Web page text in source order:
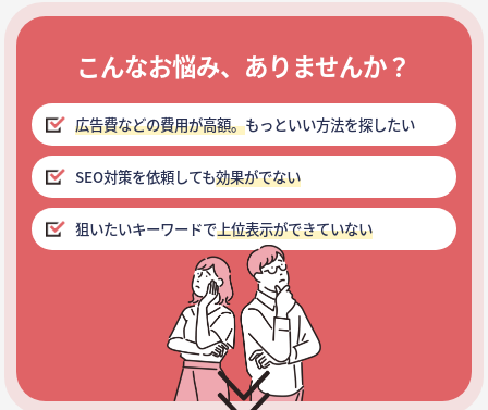
こんなお悩み、ありませんか？
広告費などの費用が高額。もっといい方法を探したい
SEO対策を依頼しても効果がでない
狙いたいキーワードで上位表示ができていない